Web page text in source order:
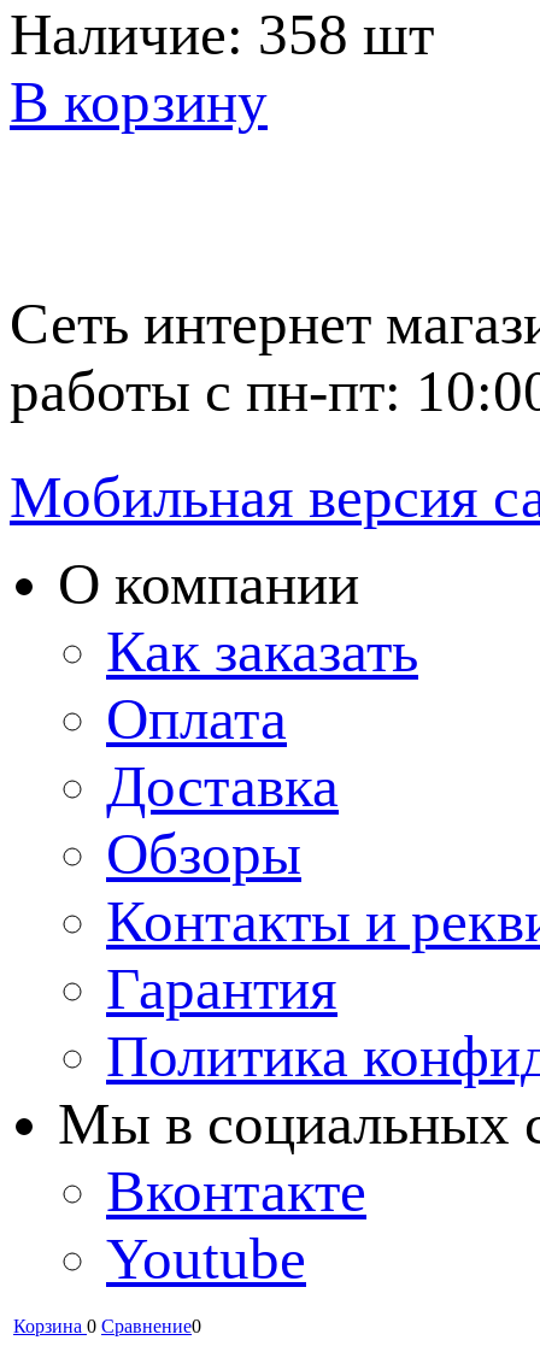
Наличие: 358 шт
В корзину
Сеть интернет
работы с пн-пт:
Мобильная версия
О компании
Как заказать
Оплата
Доставка
Обзоры
Контакты и
Гарантия
Политика
Мы в cоциальных
Вконтакте
Youtube
Корзина 0 Сравнение0